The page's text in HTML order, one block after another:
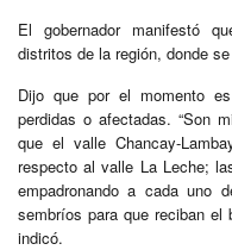
El gobernador manifestó
distritos de la región, donde
Dijo que por el momento
perdidas o afectadas. “Son
que el valle Chancay-
respecto al valle La Leche;
empadronando a cada uno
sembríos para que reciban el
indicó.